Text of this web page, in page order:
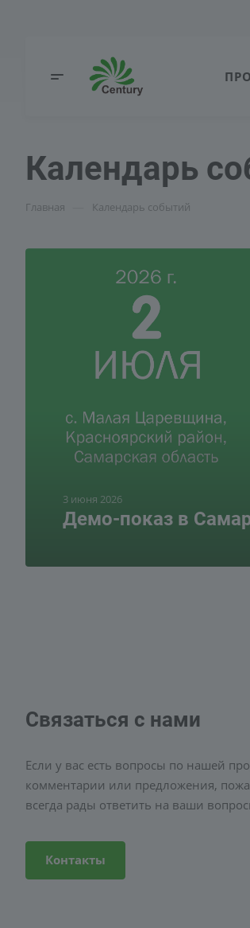
Календарь
Главная Календарь событий
Демо-показ в
3 июня 2026
Связаться с нами
Если у вас есть вопросы по нашей
комментарии или предложения,
всегда рады ответить на ваши
Контакты